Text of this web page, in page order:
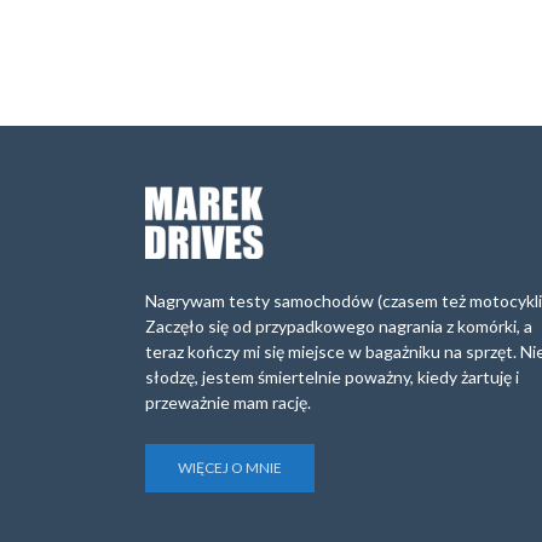
Nagrywam testy samochodów (czasem też
Zaczęło się od przypadkowego nagrania z komórki, a
teraz kończy mi się miejsce w bagażniku na sprzęt.
słodzę, jestem śmiertelnie poważny, kiedy żartuję i
przeważnie mam rację.
WIĘCEJ O MNIE